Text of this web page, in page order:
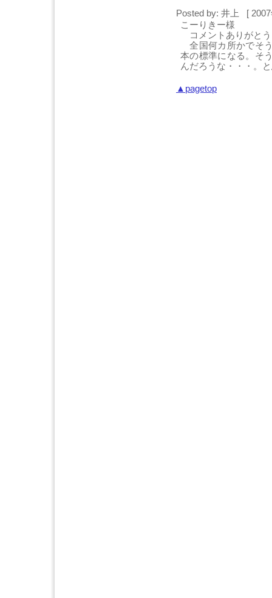
Posted by: 井上 [ 2007
こーりきー様
コメントありがと
全国何カ所かでそ
本の標準になる。そ
んだろうな・・・。
▲pagetop